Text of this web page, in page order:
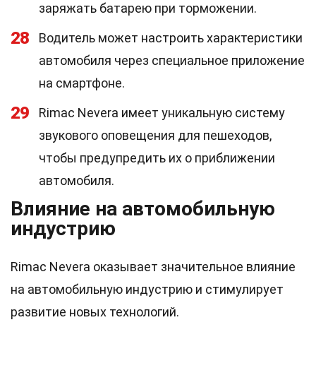
заряжать батарею при торможении.
28
Водитель может настроить характеристики
автомобиля через специальное приложение
на смартфоне.
29
Rimac Nevera имеет уникальную систему
звукового оповещения для пешеходов,
чтобы предупредить их о приближении
автомобиля.
Влияние на автомобильную
индустрию
Rimac Nevera оказывает значительное влияние
на автомобильную индустрию и стимулирует
развитие новых технологий.